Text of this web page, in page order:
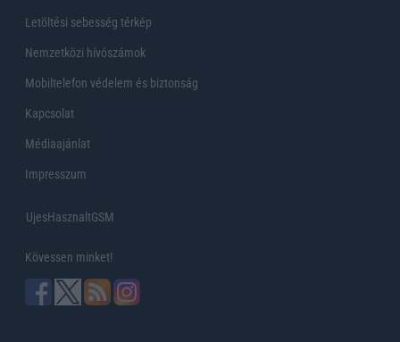
Letöltési sebesség térkép
Nemzetközi hívószámok
Mobiltelefon védelem és biztonság
Kapcsolat
Médiaajánlat
Impresszum
UjesHasznaltGSM
Kövessen minket!